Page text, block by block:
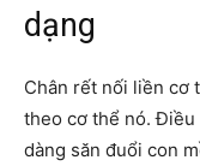
dạng
Chân rết nối liền cơ
theo cơ thể nó. Điều
dàng săn đuổi con